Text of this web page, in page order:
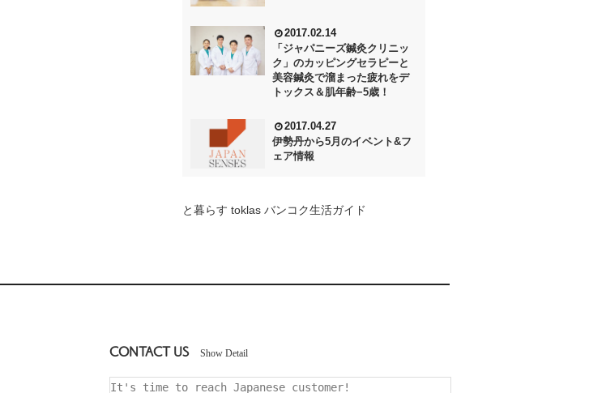
2017.02.14
「ジャパニーズ鍼灸クリニッ
ク」のカッピングセラピーと
美容鍼灸で溜まった疲れをデ
トックス＆肌年齢−5歳！
2017.04.27
伊勢丹から5月のイベント&フ
ェア情報
と暮らす toklas バンコク生活ガイド
CONTACT US Show Detail